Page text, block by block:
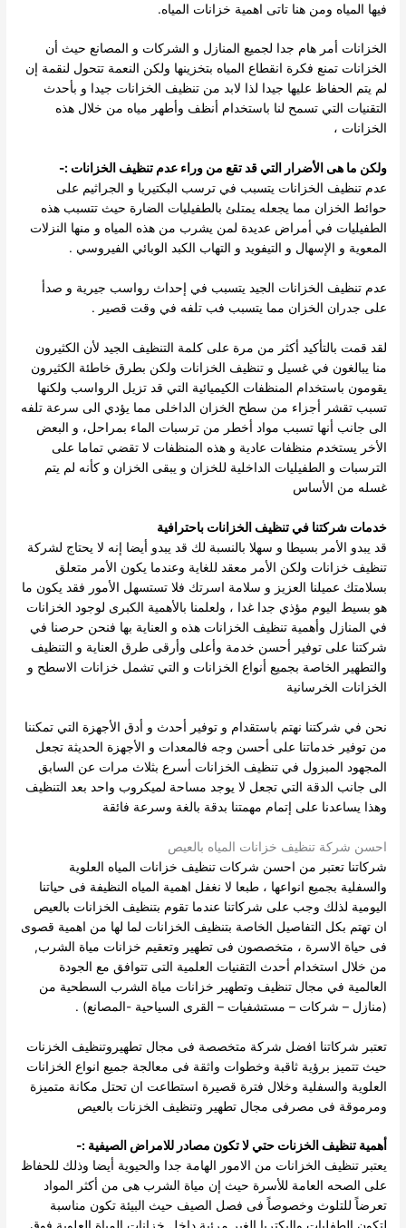
فيها المياه ومن هنا تاتى اهمية خزانات المياه.
الخزانات أمر هام جدا لجميع المنازل و الشركات و المصانع حيث أن
الخزانات تمنع فكرة انقطاع المياه بتخزينها ولكن النعمة تتحول لنقمة إن
لم يتم الحفاظ عليها جيدا لذا لابد من تنظيف الخزانات جيدا و بأحدث
التقنيات التي تسمح لنا باستخدام أنظف وأطهر مياه من خلال هذه
الخزانات ،
ولكن ما هى الأضرار التي قد تقع من وراء عدم تنظيف الخزانات :-
عدم تنظيف الخزانات يتسبب في ترسب البكتيريا و الجراثيم على
حوائط الخزان مما يجعله يمتلئ بالطفيليات الضارة حيثتتسبب هذه
الطفيليات في أمراض عديدة لمن يشرب من هذه المياه و منها النزلات
المعوية و الإسهال و التيفويد و التهاب الكبد الوبائي الفيروسي .
عدم تنظيف الخزانات الجيد يتسبب في إحداث رواسب جيرية و صدأ
على جدران الخزان مما يتسبب فب تلفه في وقت قصير .
لقد قمت بالتأكيد أكثر من مرة على كلمة التنظيف الجيد لأن الكثيرون
منا يبالغون في غسيل و تنظيف الخزانات ولكن بطرق خاطئة الكثيرون
يقومون باستخدام المنظفات الكيميائية التي قد تزيل الرواسب ولكنها
تسبب تقشر أجزاء من سطح الخزان الداخلى مما يؤدي الى سرعة تلفه
الى جانب أنها تسبب مواد أخطر من ترسبات الماء بمراحل، و البعض
الأخر يستخدم منظفات عادية و هذه المنظفات لا تقضي تماما على
الترسبات و الطفيليات الداخلية للخزان و يبقى الخزان و كأنه لم يتم
غسله من الأساس
خدمات شركتنا في تنظيف الخزانات باحترافية
قد يبدو الأمر بسيطا و سهلا بالنسبة لك قد يبدو أيضا إنه لا يحتاج لشركة
تنظيف خزانات ولكن الأمر معقد للغاية وعندما يكون الأمر متعلق
بسلامتك عميلنا العزيز و سلامة اسرتك فلا تستسهل الأمور فقد يكون ما
هو بسيط اليوم مؤذي جدا غدا ، ولعلمنا بالأهمية الكبرى لوجود الخزانات
في المنازل وأهمية تنظيف الخزانات هذه و العناية بها فنحن حرصنا في
شركتنا على توفير أحسن خدمة وأعلى وأرقى طرق العناية و التنظيف
والتطهير الخاصة بجميع أنواع الخزانات و التي تشمل خزانات الاسطح و
الخزانات الخرسانية
نحن في شركتنا نهتم باستقدام و توفير أحدث و أدق الأجهزة التي تمكننا
من توفير خدماتنا على أحسن وجه فالمعدات و الأجهزة الحديثة تجعل
المجهود المبزول في تنظيف الخزانات أسرع بثلاث مرات عن السابق
الى جانب الدقة التيتجعل لا يوجد مساحة لميكروب واحد بعد التنظيف
وهذا يساعدنا على إتمام مهمتنا بدقة بالغة وسرعة فائقة
احسن شركة تنظيف خزانات المياه بالعيص
شركاتنا تعتبر من احسن شركات تنظيف خزانات المياه العلوية
والسفلية بجميع انواعها ، طبعا لا نغفل اهمية المياه النظيفة فى حياتنا
اليومية لذلك وجب على شركاتنا عندما تقوم بتنظيف الخزانات بالعيص
ان تهتم بكل التفاصيل الخاصة بتنظيف الخزانات لما لها من اهمية قصوى
فى حياة الاسرة ، متخصصون فى تطهير وتعقيم خزانات مياة الشرب,
من خلال استخدام أحدث التقنيات العلمية التى تتوافق مع الجودة
العالمية في مجال تنظيف وتطهير خزانات مياة الشرب السطحية من
(منازل – شركات – مستشفيات – القرى السياحية -المصانع) .
تعتبر شركاتنا افضل شركة متخصصة فى مجال تطهيروتنظيف الخزنات
حيث تتميز برؤية ثاقبة وخطوات واثقة فى معالجة جميع انواع الخزانات
العلوية والسفلية وخلال فترة قصيرة استطاعت ان تحتل مكانة متميزة
ومرموقة فى مصرفى مجال تطهير وتنظيف الخزنات بالعيص
أهمية تنظيف الخزنات حتي لا تكون مصادر للامراض الصيفية :-
يعتبر تنظيف الخزانات من الامور الهامة جدا والحيوية أيضا وذلك للحفاظ
على الصحه العامة للأسرة حيث إن مياة الشرب هى من أكثر المواد
تعرضاً للتلوث وخصوصاً فى فصل الصيف حيث البيئة تكون مناسبة